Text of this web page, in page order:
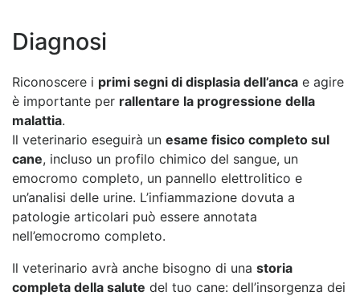
Diagnosi
Riconoscere i primi segni di displasia dell’anca e agire
è importante per rallentare la progressione della
malattia.
Il veterinario eseguirà un esame fisico completo sul
cane, incluso un profilo chimico del sangue, un
emocromo completo, un pannello elettrolitico e
un’analisi delle urine. L’infiammazione dovuta a
patologie articolari può essere annotata
nell’emocromo completo.
Il veterinario avrà anche bisogno di una storia
completa della salute del tuo cane: dell’insorgenza dei